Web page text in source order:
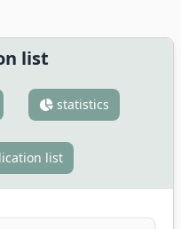
list
statistics
list